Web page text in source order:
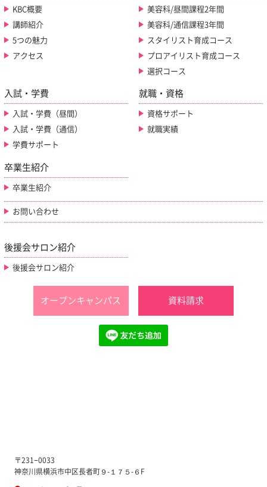
KBC概要
講師紹介
5つの魅力
アクセス
美容科/昼間課程2年間
美容科/通信課程3年間
スタイリスト育成コース
プロアイリスト育成コース
選択コース
入試・学費
入試・学費（昼間）
入試・学費（通信）
学費サポート
就職・資格
資格サポート
就職実績
卒業生紹介
卒業生紹介
お問い合わせ
後援会サロン紹介
後援会サロン紹介
オープンキャンパス 資料請求
〒231−0033
神奈川県横浜市中区長者町９-１７５-６F